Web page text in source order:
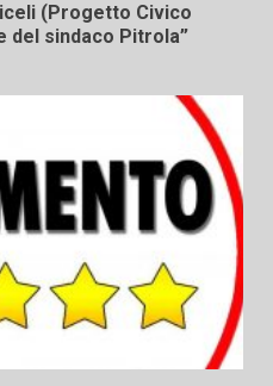
(Progetto Civico
del sindaco Pitrola”